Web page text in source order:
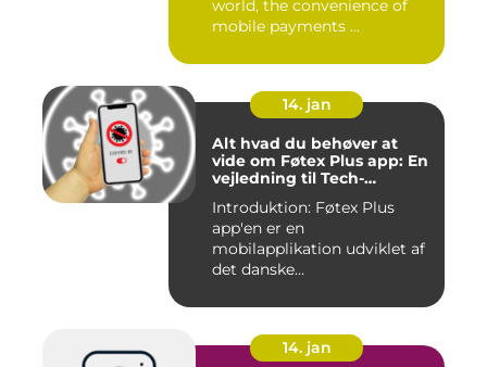
world, the convenience of
mobile payments ...
14. jan
Alt hvad du behøver at
vide om Føtex Plus app: En
vejledning til Tech-
Introduktion: Føtex Plus
app'en er en
mobilapplikation udviklet af
det danske
14. jan